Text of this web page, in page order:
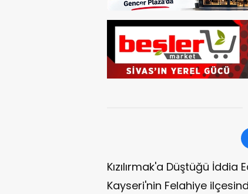
Kızılırmak'a Düştüğü İddia
Kayseri'nin Felahiye